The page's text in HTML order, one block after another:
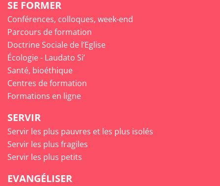
SE FORMER
Conférences, colloques, week-end
Parcours de formation
Doctrine Sociale de l’Eglise
Écologie - Laudato Si’
Santé, bioéthique
Centres de formation
Formations en ligne
SERVIR
Servir les plus pauvres et les plus isolés
Servir les plus fragiles
Servir les plus petits
EVANGÉLISER